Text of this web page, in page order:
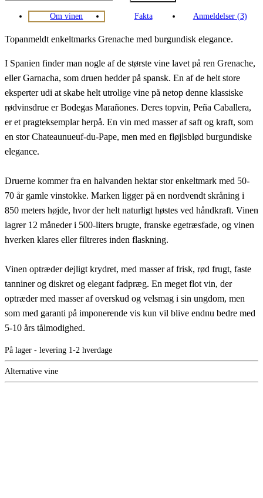
Om vinen Fakta Anmeldelser (3)
Topanmeldt enkeltmarks Grenache med burgundisk elegance.
I Spanien finder man nogle af de største vine lavet på ren Grenache,
eller Garnacha, som druen hedder på spansk. En af de helt store
eksperter udi at skabe helt utrolige vine på netop denne klassiske
rødvinsdrue er Bodegas Marañones. Deres topvin, Peña Caballera,
er et pragteksemplar herpå. En vin med masser af saft og kraft, som
en stor Chateaunueuf-du-Pape, men med en fløjlsblød burgundiske
elegance.
Druerne kommer fra en halvanden hektar stor enkeltmark med 50-
70 år gamle vinstokke. Marken ligger på en nordvendt skråning i
850 meters højde, hvor der helt naturligt høstes ved håndkraft. Vinen
lagrer 12 måneder i 500-liters brugte, franske egetræsfade, og vinen
hverken klares eller filtreres inden flaskning.
Vinen optræder dejligt krydret, med masser af frisk, rød frugt, faste
tanniner og diskret og elegant fadpræg. En meget flot vin, der
optræder med masser af overskud og velsmag i sin ungdom, men
som med garanti på imponerende vis kun vil blive endnu bedre med
5-10 års tålmodighed.
På lager - levering 1-2 hverdage
Alternative vine